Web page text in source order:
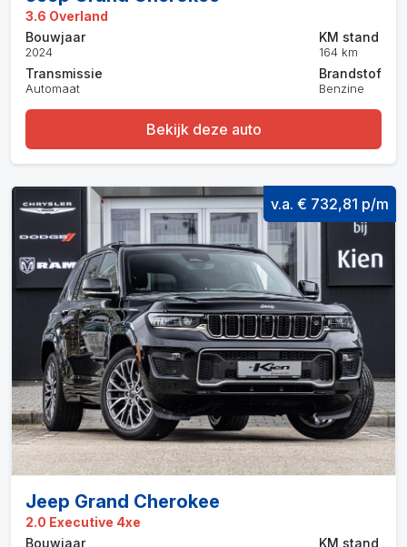
3.6 Overland
Bouwjaar
2024
Transmissie
Automaat
KM stand
164 km
Brandstof
Benzine
Bekijk deze auto
v.a. € 732,81 p/m
Jeep Grand Cherokee
2.0 Executive 4xe
Bouwjaar
KM stand